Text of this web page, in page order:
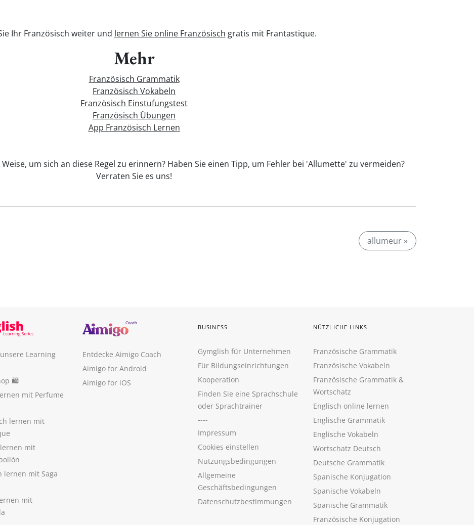
Ihr Französisch weiter und lernen Sie online Französisch gratis mit Frantastique.
Mehr
Französisch Grammatik
Französisch Vokabeln
Französisch Einstufungstest
Französisch Übungen
App Französisch Lernen
um sich an diese Regel zu erinnern? Haben Sie einen Tipp, um Fehler bei 'Allumette' zu vermeiden?
Verraten Sie es uns!
allumeur »
Learning
🛍
mit Perfume
lernen mit
mit
lernen mit Saga
mit
Entdecke Aimigo Coach
Aimigo for Android
Aimigo for iOS
BUSINESS
Gymglish für Unternehmen
Für Bildungseinrichtungen
Kooperation
Finden Sie eine Sprachschule
oder Sprachtrainer
----
Impressum
Cookies einstellen
Nutzungsbedingungen
Allgemeine
Geschäftsbedingungen
Datenschutzbestimmungen
NÜTZLICHE LINKS
Französische Grammatik
Französische Vokabeln
Französische Grammatik &
Wortschatz
Englisch online lernen
Englische Grammatik
Englische Vokabeln
Wortschatz Deutsch
Deutsche Grammatik
Spanische Konjugation
Spanische Vokabeln
Spanische Grammatik
Französische Konjugation